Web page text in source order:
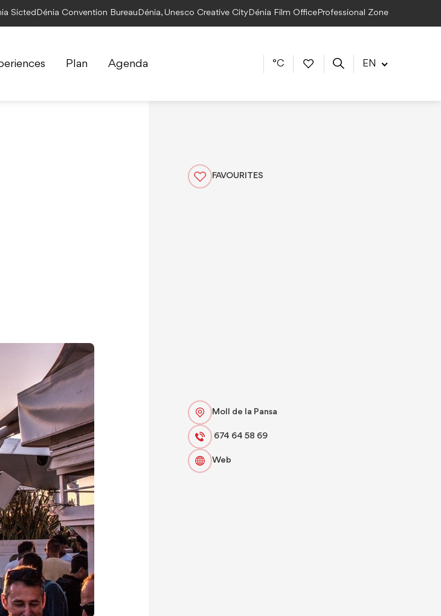
Sicted Dénia Convention Bureau Dénia, Unesco Creative CityDénia Film OfficeProfessional Zone
Plan Agenda °C EN
FAVOURITES
Moll de la Pansa
674 64 58 69
Web